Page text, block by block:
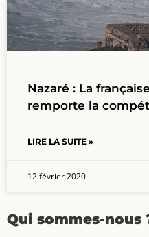
Nazaré : La
remporte la
LIRE LA SUITE »
12 février 2020
Qui sommes-nous